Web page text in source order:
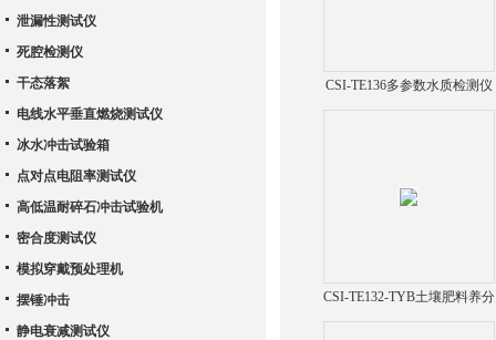
CSI-TE136多参数水质检测仪
CSI-TE132-TYB土壤肥料养分
泄漏性测试仪
死腔检测仪
干态落絮
电线水平垂直燃烧测试仪
冰水冲击试验箱
点对点电阻率测试仪
高低温耐碎石冲击试验机
密合度测试仪
模拟穿戴预处理机
摆锤冲击
静电衰减测试仪